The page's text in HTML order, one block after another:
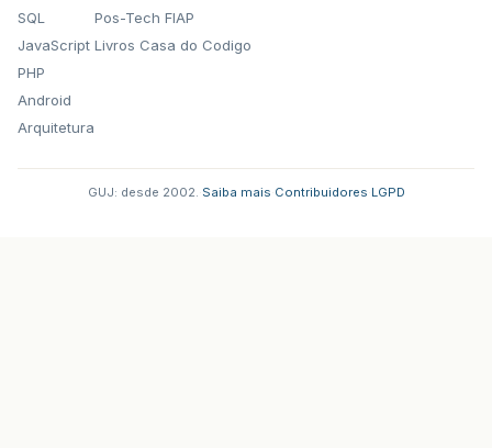
SQL
JavaScript
PHP
Android
Arquitetura
Pos-Tech FIAP
Livros Casa do Codigo
GUJ: desde 2002. Saiba mais Contribuidores LGPD